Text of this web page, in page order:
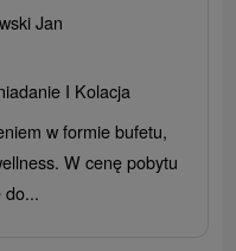
Jan
I Kolacja
w formie bufetu,
W cenę pobytu
do...